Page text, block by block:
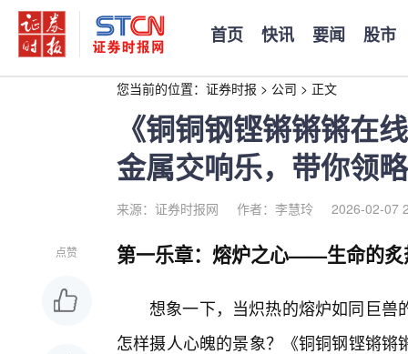
首页 快讯 要闻 股市
您当前的位置： 证券时报 > 公司 > 正文
《铜铜钢铿锵锵锵在
金属交响乐，带你领
来源：证券时报网 作者：李慧玲 2026-02-07
点赞 第一乐章：熔炉之心——生命的炙
想象一下，当炽热的熔炉如同巨兽
怎样摄人心魄的景象？《铜铜钢铿锵